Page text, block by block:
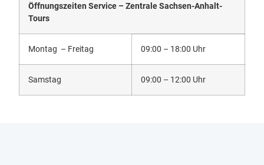
Öffnungszeiten Service – Zentrale Sachsen-Anhalt-
Tours
Montag – Freitag 09:00 – 18:00 Uhr
Samstag 09:00 – 12:00 Uhr